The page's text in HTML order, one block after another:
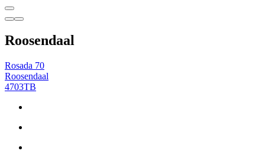
Roosendaal
Rosada 70
Roosendaal
4703TB